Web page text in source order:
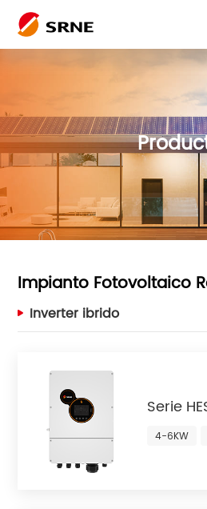
Impianto Fotovoltaico
Inverter ibrido
Serie
4-6KW